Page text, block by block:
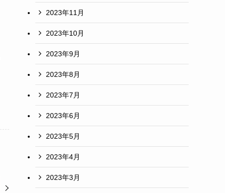
2023年11月
2023年10月
2023年9月
2023年8月
2023年7月
2023年6月
2023年5月
2023年4月
2023年3月